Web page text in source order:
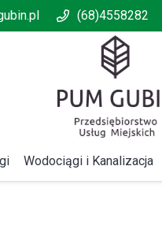
(68)4558282
Wodociągi i Kanalizacja